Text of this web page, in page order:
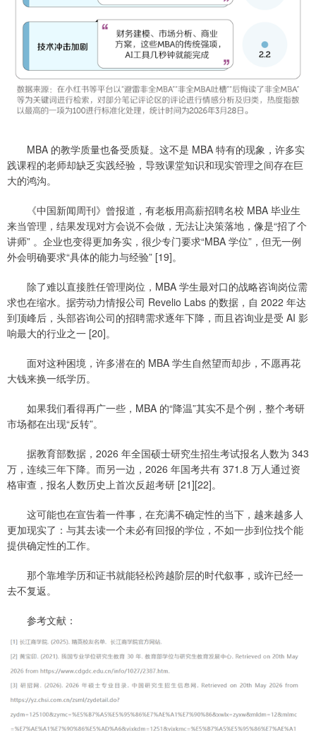
MBA 的教学质量也备受质疑。这不是 MBA 特有的现象，许多实
践课程的老师却缺乏实践经验，导致课堂知识和现实管理之间存在巨
大的鸿沟。
《中国新闻周刊》曾报道，有老板用高薪招聘名校 MBA 毕业生
来当管理，结果发现对方会说不会做，无法让决策落地，像是“招了个
讲师” 。企业也变得更加务实，很少专门要求“MBA 学位”，但无一例
外会明确要求“具体的能力与经验” [19]。
除了难以直接胜任管理岗位，MBA 学生最对口的战略咨询岗位需
求也在缩水。据劳动力情报公司 Revelio Labs 的数据，自 2022 年达
到顶峰后，头部咨询公司的招聘需求逐年下降，而且咨询业是受 AI 影
响最大的行业之一 [20]。
面对这种困境，许多潜在的 MBA 学生自然望而却步，不愿再花
大钱来换一纸学历。
如果我们看得再广一些，MBA 的“降温”其实不是个例，整个考研
市场都在出现“反转”。
据教育部数据，2026 年全国硕士研究生招生考试报名人数为 343
万，连续三年下降。而另一边，2026 年国考共有 371.8 万人通过资
格审查，报名人数历史上首次反超考研 [21][22]。
这可能也在宣告着一件事，在充满不确定性的当下，越来越多人
更加现实了：与其去读一个未必有回报的学位，不如一步到位找个能
提供确定性的工作。
那个靠堆学历和证书就能轻松跨越阶层的时代叙事，或许已经一
去不复返。
参考文献：